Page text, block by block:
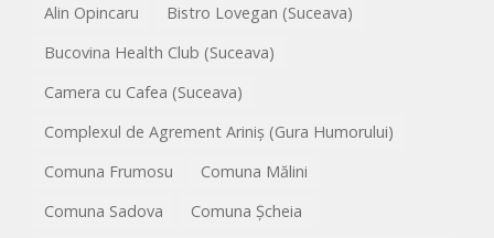
Alin Opincaru
Bistro Lovegan (Suceava)
Bucovina Health Club (Suceava)
Camera cu Cafea (Suceava)
Complexul de Agrement Ariniș (Gura Humorului)
Comuna Frumosu
Comuna Mălini
Comuna Sadova
Comuna Șcheia